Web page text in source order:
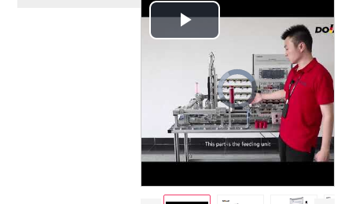
Video
Player
is
loading.
Play
Video